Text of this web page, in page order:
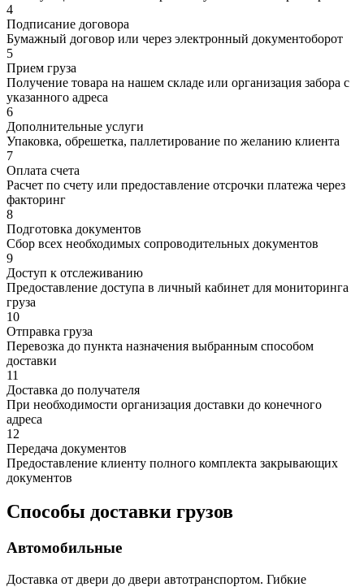
4
Подписание договора
Бумажный договор или через электронный документоборот
5
Прием груза
Получение товара на нашем складе или организация забора с
указанного адреса
6
Дополнительные услуги
Упаковка, обрешетка, паллетирование по желанию клиента
7
Оплата счета
Расчет по счету или предоставление отсрочки платежа через
факторинг
8
Подготовка документов
Сбор всех необходимых сопроводительных документов
9
Доступ к отслеживанию
Предоставление доступа в личный кабинет для мониторинга
груза
10
Отправка груза
Перевозка до пункта назначения выбранным способом
доставки
11
Доставка до получателя
При необходимости организация доставки до конечного
адреса
12
Передача документов
Предоставление клиенту полного комплекта закрывающих
документов
Способы доставки грузов
Автомобильные
Доставка от двери до двери автотранспортом. Гибкие